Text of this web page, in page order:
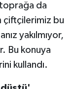
toprağa da
çiftçilerimiz bu
yakılmıyor,
Bu konuya
kullandı.